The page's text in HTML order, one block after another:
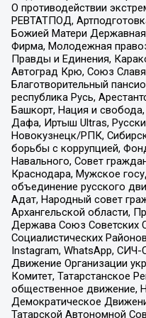
О противодействии
РЕВТАТПОД,
Божией Матери
Фирма, Молодежная
Правды и Единения,
Автоград Крю, Союз
Благотворительный
республика Русь,
Башкорт, Нация и
Дафа, Иртыш Ultras,
Новокузнецк/РПК,
борьбы с коррупцией,
Навального, Совет
Краснодара, Мужское
объединение русского
Адат, Народный совет
Архангельской области,
Держава Союз Советских
Социалистических
Instagram, WhatsApp,
Движение Организации
Комитет, Татарстанское
общественное движение,
Демократическое
Татарской Автономной